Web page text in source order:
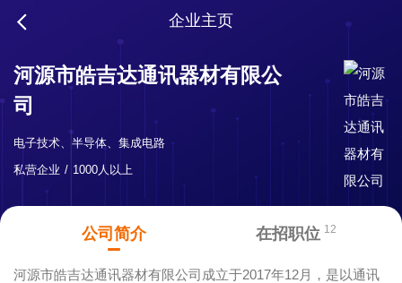
企业主页
河源市皓吉达通讯器材有限公
司
电子技术、半导体、集成电路
私营企业
1000人以上
公司简介 在招职位 12
河源市皓吉达通讯器材有限公司成立于2017年12月，是以通讯